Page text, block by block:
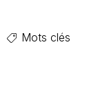
Mots clés